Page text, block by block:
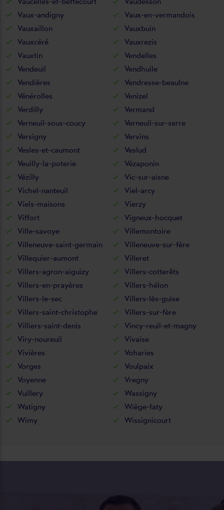
Vaux-andigny
Vaux-en-vermandois
Vauxaillon
Vauxbuin
Vauxcéré
Vauxrezis
Vauxtin
Vendelles
Vendeuil
Vendhuile
Vendières
Vendresse-beaulne
Vénérolles
Venizel
Verdilly
Vermand
Verneuil-sous-coucy
Verneuil-sur-serre
Versigny
Vervins
Vesles-et-caumont
Veslud
Veuilly-la-poterie
Vézaponin
Vézilly
Vic-sur-aisne
Vichel-nanteuil
Viel-arcy
Viels-maisons
Vierzy
Viffort
Vigneux-hocquet
Ville-savoye
Villemontoire
Villeneuve-saint-germain
Villeneuve-sur-fère
Villequier-aumont
Villeret
Villers-agron-aiguizy
Villers-cotterêts
Villers-en-prayères
Villers-hélon
Villers-le-sec
Villers-lès-guise
Villers-saint-christophe
Villers-sur-fère
Villiers-saint-denis
Vincy-reuil-et-magny
Viry-noureuil
Vivaise
Vivières
Voharies
Vorges
Voulpaix
Voyenne
Vregny
Vuillery
Wassigny
Watigny
Wiège-faty
Wimy
Wissignicourt